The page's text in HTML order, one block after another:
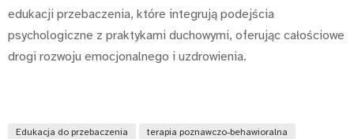
edukacji przebaczenia, które integrują podejścia
psychologiczne z praktykami duchowymi, oferując całościowe
drogi rozwoju emocjonalnego i uzdrowienia.
Edukacja do przebaczenia terapia poznawczo-behawioralna